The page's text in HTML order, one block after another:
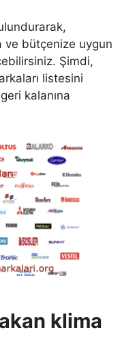
ve bütçenize uygun
Şimdi,
listesini
kalanına
klima